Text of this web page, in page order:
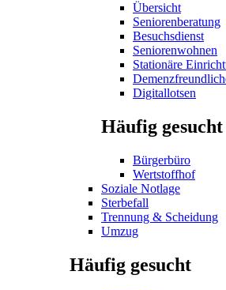
Übersicht
Seniorenberatung
Besuchsdienst
Seniorenwohnen
Stationäre
Digitallotsen
Häufig gesucht
Bürgerbüro
Wertstoffhof
Soziale Notlage
Sterbefall
Trennung & Scheidung
Umzug
Häufig gesucht